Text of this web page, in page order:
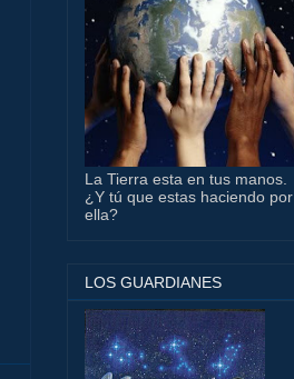
La Tierra esta en tus manos.
¿Y tú que estas haciendo por
ella?
LOS GUARDIANES